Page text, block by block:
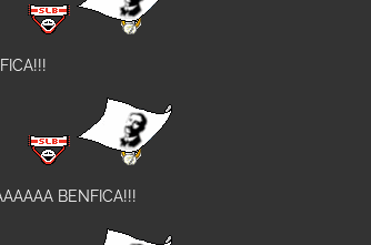
BENFICA!!!